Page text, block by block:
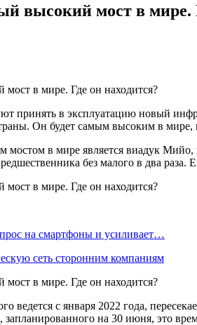
высокий мост в мире.
принять в эксплуатацию новый
Он будет самым высоким в мире,
мостом в мире является виадук
без малого в два раза.
на смартфоны и усиливает…
сеть сторонним компаниям
ведется с января 2022 года,
на 30 июня, это